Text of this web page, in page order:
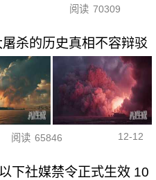
阅读 70309
杀的历史真相不容辩驳
阅读 65846 12-12
下社媒禁令正式生效 10